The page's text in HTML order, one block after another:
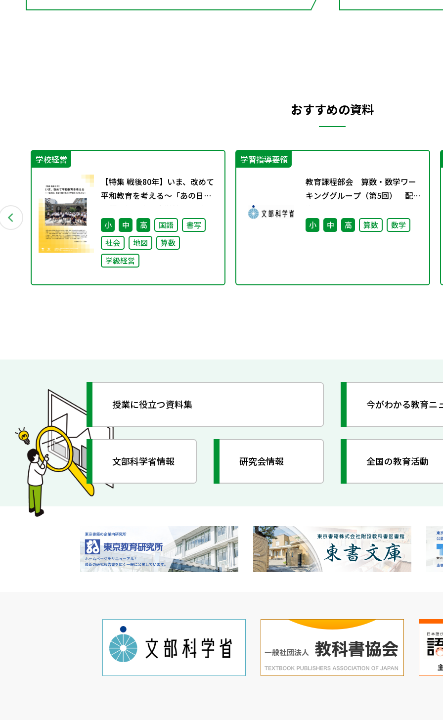
おすすめの資料
学校経営
【特集 戦後80年】いま、改めて
平和教育を考える〜「あの日」
を語り継ぐ本川小学校の子ども
たち〜
小 中 高 国語
書写
社会
地図
算数
学級経営
学習指導要領
教育課程部会 算数・数学ワー
キンググループ（第5回） 配付
資
小 中 高 算数 数学
授業に役立つ資料集 今がわかる教育ニ
文部科学省情報 研究会情報 全国の教育活動